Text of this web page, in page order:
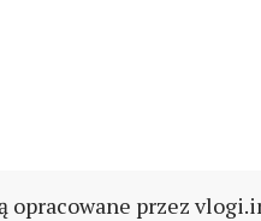
opracowane przez